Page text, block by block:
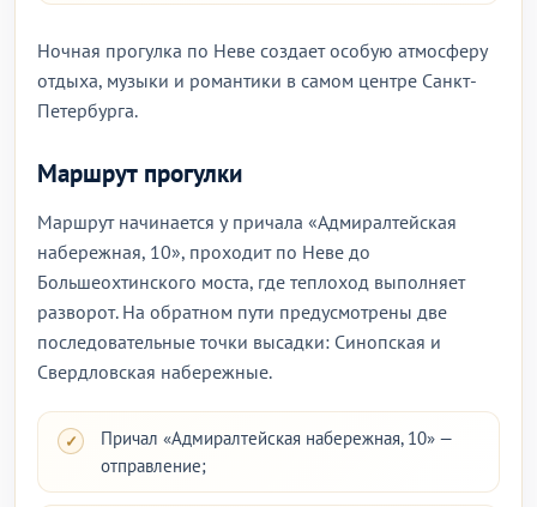
Ночная прогулка по Неве создает особую атмосферу
отдыха, музыки и романтики в самом центре Санкт-
Петербурга.
Маршрут прогулки
Маршрут начинается у причала «Адмиралтейская
набережная, 10», проходит по Неве до
Большеохтинского моста, где теплоход выполняет
разворот. На обратном пути предусмотрены две
последовательные точки высадки: Синопская и
Свердловская набережные.
Причал «Адмиралтейская набережная, 10» —
отправление;